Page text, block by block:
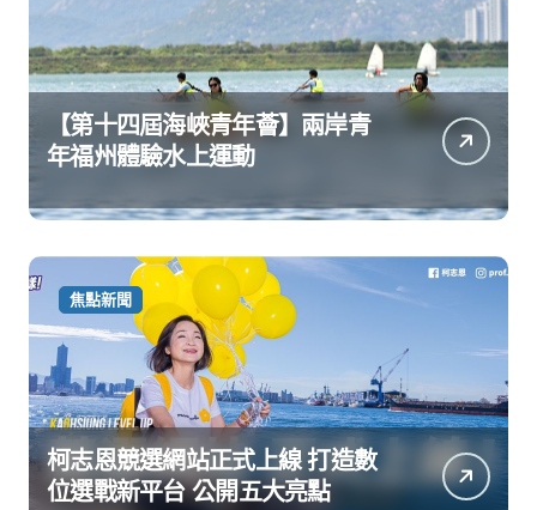
【第十四屆海峽青年薈】兩岸青
年福州體驗水上運動
焦點新聞
柯志恩競選網站正式上線 打造數
位選戰新平台 公開五大亮點